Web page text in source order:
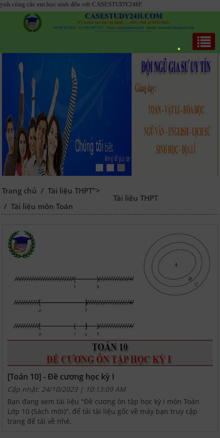
em học sinh đến với CASESTUDY24H!
Trang chủ /Tài liệu THPT">
Tài liệu THPT
/Tài liệu môn Toán
[Toán 10] - Đề cương học kỳ I
Cập nhật: 24/10/2023 | 10:13:09 AM
Bạn đang xem tài liệu "Đề cương ôn tập học kỳ I môn Toán
Lớp 10 (Sách mới)", để tải tài liệu gốc về máy bạn truy cập
trang để tải về nhé.